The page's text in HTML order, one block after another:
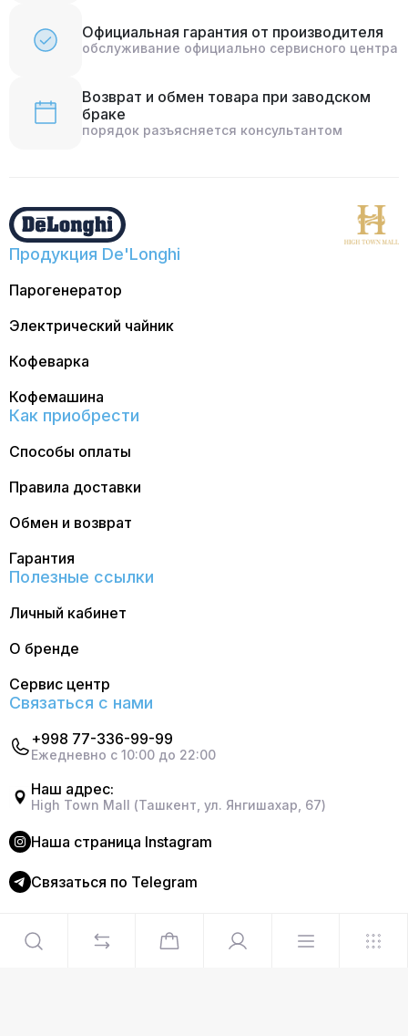
Официальная гарантия от производителя
обслуживание официально сервисного центра
Возврат и обмен товара при заводском
браке
порядок разъясняется консультантом
Продукция De'Longhi
Парогенератор
Электрический чайник
Кофеварка
Кофемашина
Как приобрести
Способы оплаты
Правила доставки
Обмен и возврат
Гарантия
Полезные ссылки
Личный кабинет
О бренде
Сервис центр
Связаться с нами
+998 77-336-99-99
Ежедневно с 10:00 до 22:00
Наш адрес:
High Town Mall (Ташкент, ул. Янгишахар, 67)
Наша страница Instagram
Cвязаться по Telegram
©2024 Официальный интернет магазин Delonghi. Все